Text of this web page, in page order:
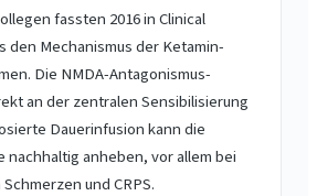
fassten 2016 in Clinical
den Mechanismus der Ketamin-
Die NMDA-Antagonismus-
an der zentralen Sensibilisierung
Dauerinfusion kann die
nachhaltig anheben, vor allem bei
und CRPS.